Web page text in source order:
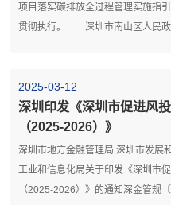
项目落实碳排放全过程管理实施指
贯彻执行。 深圳市南山区人民政
2025-03-12
深圳印发《深圳市促进风
（2025-2026）》
深圳市地方金融管理局 深圳市发展
工业和信息化局关于印发《深圳市
（2025-2026）》的通知深金管规